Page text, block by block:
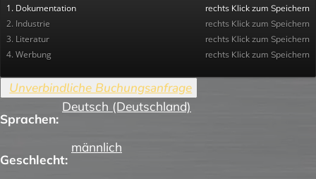
1. Dokumentation rechts Klick zum Speichern
2. Industrie rechts Klick zum Speichern
3. Literatur rechts Klick zum Speichern
4. Werbung rechts Klick zum Speichern
Sprachen:
Deutsch (Deutschland)
Geschlecht:
männlich